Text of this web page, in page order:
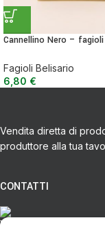
Cannellino Nero –
Fagioli Belisario
6,80 €
Vendita diretta di
produttore alla tua
CONTATTI